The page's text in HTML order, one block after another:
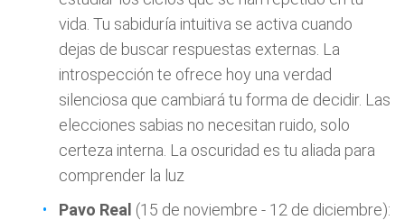
vida. Tu sabiduría intuitiva se activa cuando
dejas de buscar respuestas externas. La
introspección te ofrece hoy una verdad
silenciosa que cambiará tu forma de decidir. Las
elecciones sabias no necesitan ruido, solo
certeza interna. La oscuridad es tu aliada para
comprender la luz
Pavo Real (15 de noviembre - 12 de diciembre):